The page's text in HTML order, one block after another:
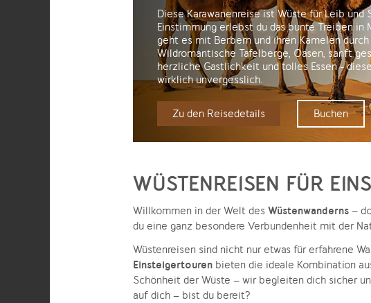
Diese Karawanenreise ist Wüste für Leib und
Einstimmung erlebst du das bunte Treiben in
geht es mit Berbern und ihren Kamelen
Wildromantische Tafelberge, Oasen, sanft
herzliche Gastlichkeit und tolles Essen -
wirklich unvergesslich.
Zu den Reisedetails Buchen
WÜSTENREISEN FÜR
Willkommen in der Welt des Wüstenwanderns –
du eine ganz besondere Verbundenheit mit der
Wüstenreisen sind nicht nur etwas für erfahrene
Einsteigertouren bieten die ideale Kombination
Schönheit der Wüste – wir begleiten dich sicher
auf dich – bist du bereit?